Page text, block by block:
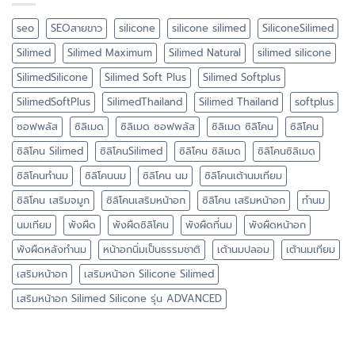
seo SEOสายขาว silicone silicone silimed
SiliconeSilimed
Silimed
Silimed Maximum Silimed Natural
silimed silicone
SilimedSilicone
Silimed Soft Plus
Silimed Softplus
SilimedSoftPlus
SilimedThailand Silimed Thailand
softplus
ซอฟพลัส
ซิลิเมด ซิลิเมด ซอฟพลัส ซิลิเมด ซิลิโคน
ซิลิโคน
ซิลิโคน Silimed
ซิลิโคนSilimed ซิลิโคน ซิลิเมด
ซิลิโคนซิลิเมด
ซิลิโคนทำนม
ซิลิโคนนม ซิลิโคน นม
ซิลิโคนเต้านมเทียม
ซิลิโคน เสริมจมูก
ซิลิโคนเสริมหน้าอก ซิลิโคน เสริมหน้าอก
ทำนม
นมเทียม
พังผืด พังผืดซิลิโคน พังผืดที่นม
พังผืดหน้าอก
พังผืดหลังทำนม
หน้าอกนิ่มเป็นธรรมชาติ เต้านมปลอม
เต้านมเทียม
เสริมหน้าอก
เสริมหน้าอก Silicone Silimed
เสริมหน้าอก Silimed Silicone รุ่น ADVANCED